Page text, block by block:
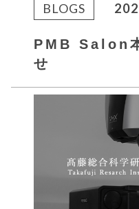
BLOGS
PMB Salon
せ